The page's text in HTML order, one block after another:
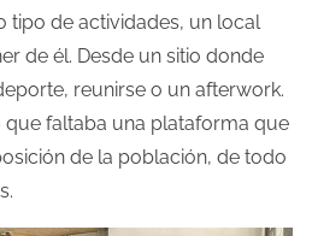
tipo de actividades, un local
de él. Desde un sitio donde
reunirse o un afterwork.
que faltaba una plataforma que
de la población, de todo